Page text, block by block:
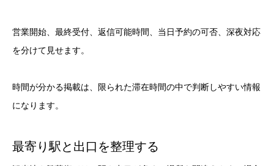
営業開始、最終受付、返信可能時間、当日予約の可否、深夜対応
を分けて見せます。
時間が分かる掲載は、限られた滞在時間の中で判断しやすい情報
になります。
最寄り駅と出口を整理する